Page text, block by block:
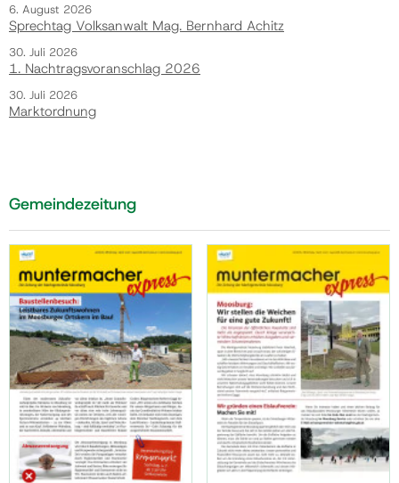
6. August 2026
Sprechtag Volksanwalt Mag. Bernhard Achitz
30. Juli 2026
1. Nachtragsvoranschlag 2026
30. Juli 2026
Marktordnung
Gemeindezeitung